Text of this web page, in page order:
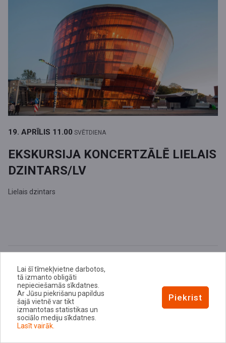
19. APRĪLIS 11.00 SVĒTDIENA
EKSKURSIJA KONCERTZĀLĒ LIELAIS
DZINTARS/LV
Lielais dzintars
Lai šī tīmekļvietne darbotos,
tā izmanto obligāti
nepieciešamās sīkdatnes.
Ar Jūsu piekrišanu papildus
šajā vietnē var tikt
izmantotas statistikas un
sociālo mediju sīkdatnes.
Lasīt vairāk.
Piekrist